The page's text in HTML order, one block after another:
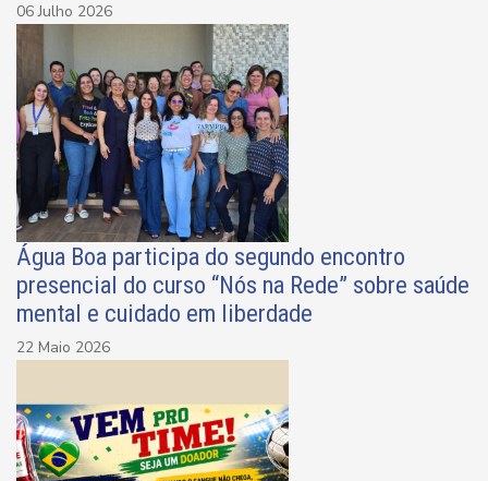
06 Julho 2026
Água Boa participa do segundo encontro
presencial do curso “Nós na Rede” sobre saúde
mental e cuidado em liberdade
22 Maio 2026